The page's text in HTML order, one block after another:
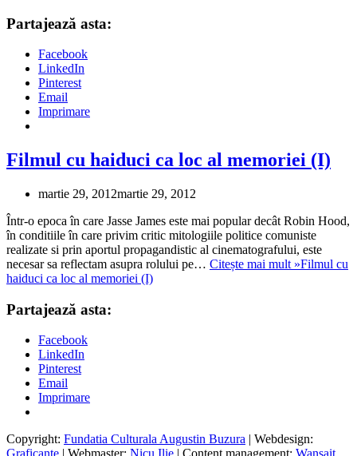
Partajează asta:
Facebook
LinkedIn
Pinterest
Email
Imprimare
Filmul cu haiduci ca loc al memoriei (I)
martie 29, 2012martie 29, 2012
Într-o epoca în care Jasse James este mai popular decât Robin Hood,
în conditiile în care privim critic mitologiile politice comuniste
realizate si prin aportul propagandistic al cinematografului, este
necesar sa reflectam asupra rolului pe… Citește mai mult »Filmul cu
haiduci ca loc al memoriei (I)
Partajează asta:
Facebook
LinkedIn
Pinterest
Email
Imprimare
Copyright: Fundatia Culturala Augustin Buzura | Webdesign: